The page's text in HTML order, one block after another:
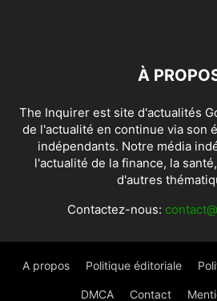
À
The Inquirer est site d'actualités
de l'actualité en continue via son
indépendants. Notre média
l'actualité de la finance, la
d'autres
Contactez-nous:
A propos Politique éditoriale
DMCA Contact